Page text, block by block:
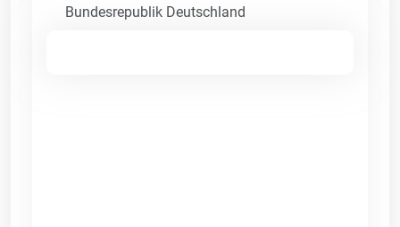
Bundesrepublik Deutschland